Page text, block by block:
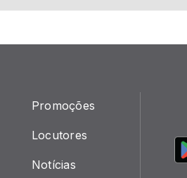
Promoções
Locutores
Notícias